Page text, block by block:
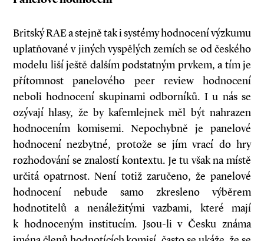
Britský RAE a stejně tak i systémy hodnocení výzkumu
uplatňované v jiných vyspělých zemích se od českého
modelu liší ještě dalším podstatným prvkem, a tím je
přítomnost panelového peer review hodnocení
neboli hodnocení skupinami odborníků. I u nás se
ozývají hlasy, že by kafemlejnek měl být nahrazen
hodnocením komisemi. Nepochybně je panelové
hodnocení nezbytné, protože se jím vrací do hry
rozhodování se znalostí kontextu. Je tu však na místě
určitá opatrnost. Není totiž zaručeno, že panelové
hodnocení nebude samo zkresleno výběrem
hodnotitelů a nenáležitými vazbami, které mají
k hodnoceným institucím. Jsou-li v Česku známa